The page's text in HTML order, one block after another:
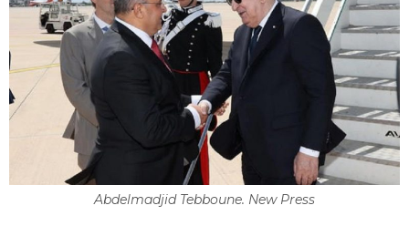
Abdelmadjid Tebboune. New Press